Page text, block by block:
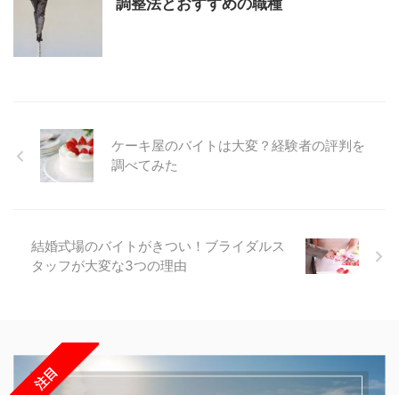
調整法とおすすめの職種
ケーキ屋のバイトは大変？経験者の評判を
調べてみた
結婚式場のバイトがきつい！ブライダルス
タッフが大変な3つの理由
注目